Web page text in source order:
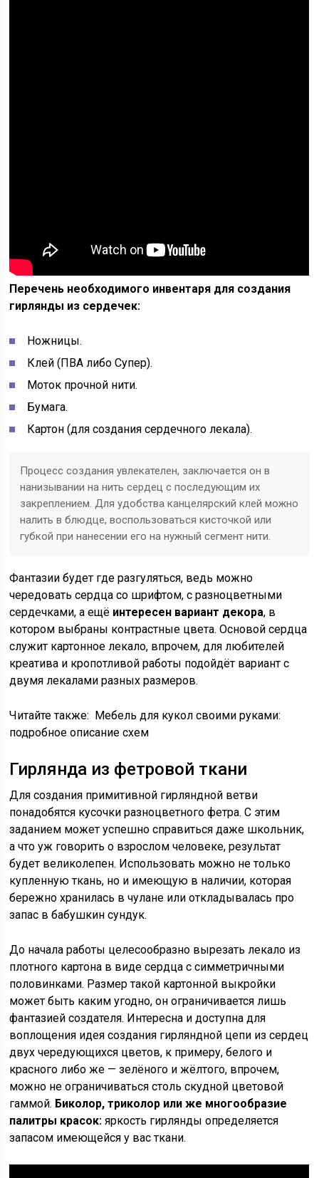
Перечень необходимого инвентаря для создания
гирлянды из сердечек:
Ножницы.
Клей (ПВА либо Супер).
Моток прочной нити.
Бумага.
Картон (для создания сердечного лекала).
Процесс создания увлекателен, заключается он в
нанизывании на нить сердец с последующим их
закреплением. Для удобства канцелярский клей можно
налить в блюдце, воспользоваться кисточкой или
губкой при нанесении его на нужный сегмент нити.
Фантазии будет где разгуляться, ведь можно
чередовать сердца со шрифтом, с разноцветными
сердечками, а ещё интересен вариант декора, в
котором выбраны контрастные цвета. Основой сердца
служит картонное лекало, впрочем, для любителей
креатива и кропотливой работы подойдёт вариант с
двумя лекалами разных размеров.
Читайте также:
Мебель для кукол своими руками:
подробное описание схем
Гирлянда из фетровой ткани
Для создания примитивной гирляндной ветви
понадобятся кусочки разноцветного фетра. С этим
заданием может успешно справиться даже школьник,
а что уж говорить о взрослом человеке, результат
будет великолепен. Использовать можно не только
купленную ткань, но и имеющую в наличии, которая
бережно хранилась в чулане или откладывалась про
запас в бабушкин сундук.
До начала работы целесообразно вырезать лекало из
плотного картона в виде сердца с симметричными
половинками. Размер такой картонной выкройки
может быть каким угодно, он ограничивается лишь
фантазией создателя. Интересна и доступна для
воплощения идея создания гирляндной цепи из сердец
двух чередующихся цветов, к примеру, белого и
красного либо же — зелёного и жёлтого, впрочем,
можно не ограничиваться столь скудной цветовой
гаммой. Биколор, триколор или же многообразие
палитры красок: яркость гирлянды определяется
запасом имеющейся у вас ткани.